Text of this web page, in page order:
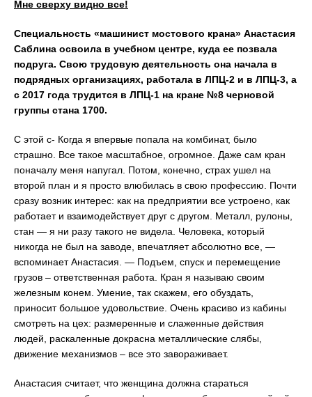
Мне сверху видно все!
Специальность «машинист мостового крана» Анастасия
Саблина освоила в учебном центре, куда ее позвала
подруга. Свою трудовую деятельность она начала в
подрядных организациях, работала в ЛПЦ-2 и в ЛПЦ-3, а
с 2017 года трудится в ЛПЦ-1 на кране №8 черновой
группы стана 1700.
С этой с- Когда я впервые попала на комбинат, было
страшно. Все такое масштабное, огромное. Даже сам кран
поначалу меня напугал. Потом, конечно, страх ушел на
второй план и я просто влюбилась в свою профессию. Почти
сразу возник интерес: как на предприятии все устроено, как
работает и взаимодействует друг с другом. Металл, рулоны,
стан — я ни разу такого не видела. Человека, который
никогда не был на заводе, впечатляет абсолютно все, —
вспоминает Анастасия. — Подъем, спуск и перемещение
грузов – ответственная работа. Кран я называю своим
железным конем. Умение, так скажем, его обуздать,
приносит большое удовольствие. Очень красиво из кабины
смотреть на цех: размеренные и слаженные действия
людей, раскаленные докрасна металлические слябы,
движение механизмов – все это завораживает.
Анастасия считает, что женщина должна стараться